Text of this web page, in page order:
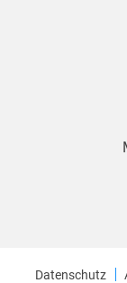
Datenschutz